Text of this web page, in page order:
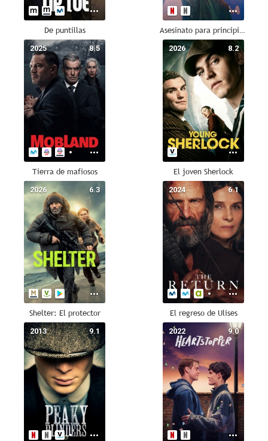
De puntillas Asesinato para principiantes
8.5
2025
Tierra de mafiosos
8.2
2026
El joven Sherlock
6.3
2026
Shelter: El protector
6.1
2024
El regreso de Ulises
9.1
2013 9.0
2022